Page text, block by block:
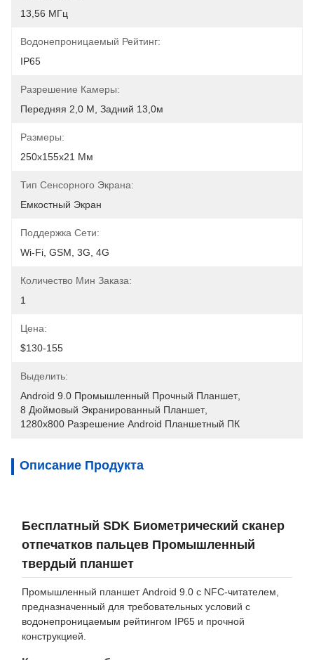
13,56 МГц
Водонепроницаемый Рейтинг:
IP65
Разрешение Камеры:
Передняя 2,0 М, Задний 13,0м
Размеры:
250x155x21 Мм
Тип Сенсорного Экрана:
Емкостный Экран
Поддержка Сети:
Wi-Fi, GSM, 3G, 4G
Количество Мин Заказа:
1
Цена:
$130-155
Выделить:
Android 9.0 Промышленный Прочный Планшет,
8 Дюймовый Экранированный Планшет,
1280x800 Разрешение Android Планшетный ПК
Описание Продукта
Бесплатный SDK Биометрический сканер
отпечатков пальцев Промышленный
твердый планшет
Промышленный планшет Android 9.0 с NFC-читателем,
предназначенный для требовательных условий с
водонепроницаемым рейтингом IP65 и прочной
конструкцией.